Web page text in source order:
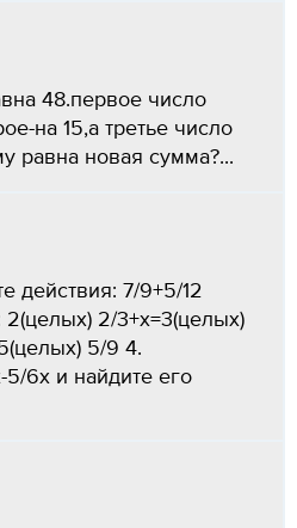
48.первое число
на 15,а третье число
равна новая сумма?...
действия: 7/9+5/12
2/3+x=3(целых)
5/9 4.
6x и найдите его